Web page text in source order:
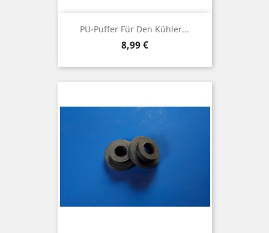
PU-Puffer Für Den Kühler...
Preis
8,99 €